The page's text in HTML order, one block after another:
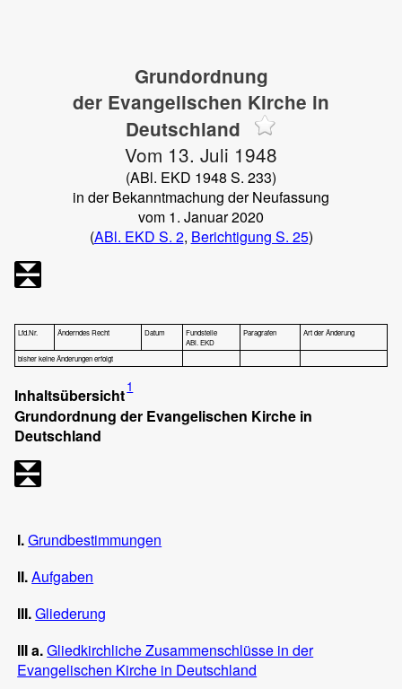
Grundordnung
der Evangelischen Kirche in
Deutschland
Vom 13. Juli 1948
(ABl. EKD 1948 S. 233)
in der Bekanntmachung der Neufassung
vom 1. Januar 2020
(ABl. EKD S. 2, Berichtigung S. 25)
Lfd.Nr. Änderndes Recht Datum
Fundstelle
ABl. EKD
Paragrafen Art der Änderung
bisher keine Änderungen erfolgt
Inhaltsübersicht1
Grundordnung der Evangelischen Kirche in
Deutschland
I.Grundbestimmungen
II.Aufgaben
III.Gliederung
III a.Gliedkirchliche Zusammenschlüsse in der
Evangelischen Kirche in Deutschland